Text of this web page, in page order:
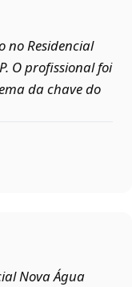
no Residencial
O profissional foi
da chave do
Nova Água